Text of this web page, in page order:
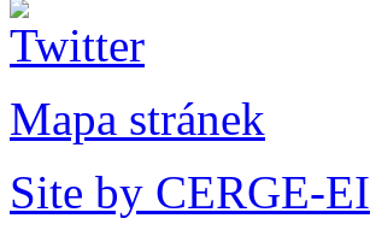
Mapa stránek
Site by CERGE-EI